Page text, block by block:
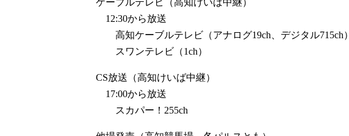
ケーブルテレビ（高知けいば中継）
12:30から放送
高知ケーブルテレビ（アナログ19ch、デジタル715ch）
スワンテレビ（1ch）
CS放送（高知けいば中継）
17:00から放送
スカパー！255ch